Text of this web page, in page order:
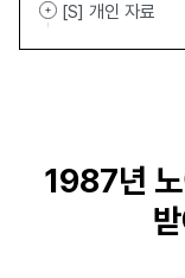
[S] 개인 자료
1987년 노